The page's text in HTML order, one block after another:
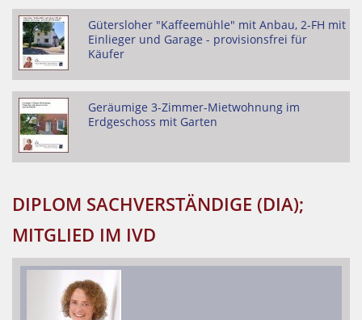
Gütersloher "Kaffeemühle" mit Anbau, 2-FH mit
Einlieger und Garage - provisionsfrei für
Käufer
Geräumige 3-Zimmer-Mietwohnung im
Erdgeschoss mit Garten
DIPLOM SACHVERSTÄNDIGE (DIA);
MITGLIED IM IVD